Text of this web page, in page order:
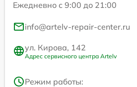
Ежедневно с 9:00 до 21:00
info@artelv-repair-center.ru
ул. Кирова, 142
Адрес сервисного центра Artelv
Режим работы: